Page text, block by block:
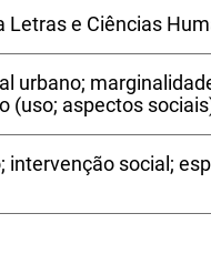
Letras e Ciências
urbano;
(uso; aspectos
intervenção social;